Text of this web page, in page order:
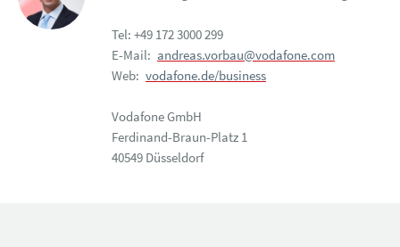
Tel: +49 172 3000 299
E-Mail: andreas.vorbau@vodafone.com
Web: vodafone.de/business
Vodafone GmbH
Ferdinand-Braun-Platz 1
40549 Düsseldorf